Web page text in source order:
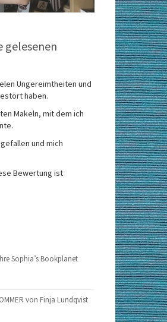
gelesenen
Ungereimtheiten und
haben.
Makeln, mit dem ich
und mich
Bewertung ist
Sophia’s Bookplanet
von Finja Lundqvist